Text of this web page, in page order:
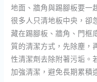
地面、牆角與踢腳板要一
很多人只清地板中央，卻
藏在踢腳板、牆角、門框
質的清潔方式，先除塵，
性清潔劑去除附著污垢。
加強清潔，避免長期累積